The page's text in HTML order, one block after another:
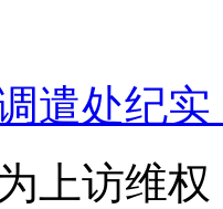
遣处纪实
上访维